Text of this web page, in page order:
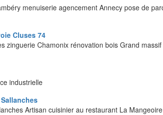
menuiserie agencement Annecy pose de
Cluses 74
Chamonix rénovation bois Grand
industrielle
Artisan cuisinier au restaurant La